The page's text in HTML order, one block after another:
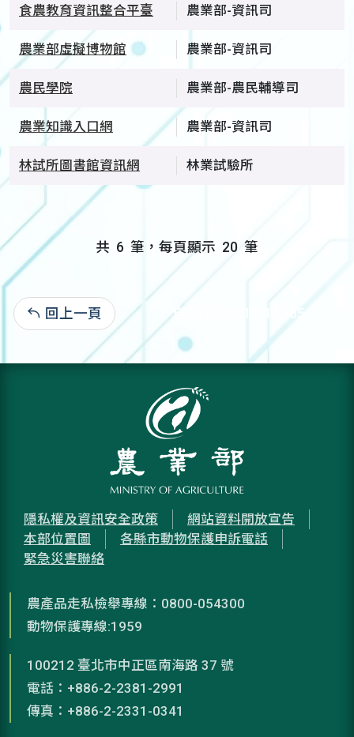
食農教育資訊整合平臺 農業部-資訊司
農業部虛擬博物館 農業部-資訊司
農民學院 農業部-農民輔導司
農業知識入口網 農業部-資訊司
林試所圖書館資訊網 林業試驗所
共 6 筆，每頁顯示 20 筆
回上一頁 自94.05.06:1,243,365
隱私權及資訊安全政策
網站資料開放宣告
本部位置圖
各縣市動物保護申訴電話
緊急災害聯絡
農產品走私檢舉專線：0800-054300
動物保護專線:1959
100212 臺北市中正區南海路 37 號
電話：+886-2-2381-2991
傳真：+886-2-2331-0341